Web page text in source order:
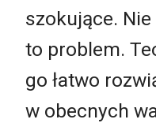
szokujące. Nie
to problem.
go łatwo
w obecnych